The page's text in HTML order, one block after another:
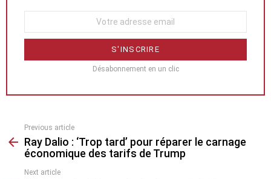
Désabonnement en un clic
more
Previous article
Ray Dalio : ‘Trop tard’ pour réparer le carnage
économique des tarifs de Trump
Next article